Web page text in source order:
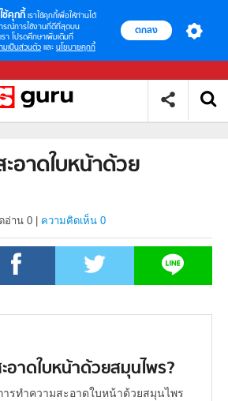
ช้คุกกี้ เราใช้คุกกี้เพื่อให้ท่านได้
รณ์การใช้งานที่ดีที่สุดบน
รา โปรดศึกษาเพิ่มเติมที่
มเป็นส่วนตัว และ นโยบายคุกกี้
ตกลง
อาดใบหน้าด้วย
อ่าน 0 ความคิดเห็น 0
อาดใบหน้าด้วยสมุนไพร?
ารทำความสะอาดใบหน้าด้วยสมุนไพร